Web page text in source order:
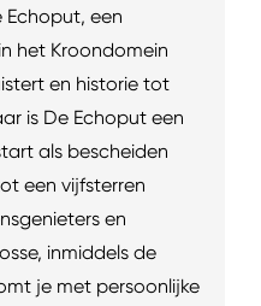
een
het Kroondomein
en historie tot
is De Echoput een
als bescheiden
een vijfsterren
en
inmiddels de
je met persoonlijke